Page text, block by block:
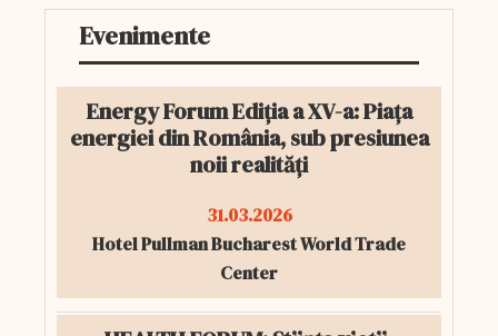
Evenimente
Energy Forum Ediția a XV-a: Piața
energiei din România, sub presiunea
noii realități
31.03.2026
Hotel Pullman Bucharest World Trade
Center